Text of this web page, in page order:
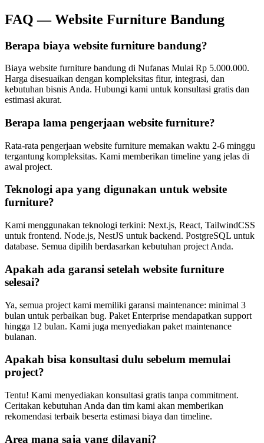
FAQ —Website Furniture Bandung
Berapa biaya website furniture bandung?
Biaya website furniture bandung di Nufanas Mulai Rp 5.000.000.
Harga disesuaikan dengan kompleksitas fitur, integrasi, dan
kebutuhan bisnis Anda. Hubungi kami untuk konsultasi gratis dan
estimasi akurat.
Berapa lama pengerjaan website furniture?
Rata-rata pengerjaan website furniture memakan waktu 2-6 minggu
tergantung kompleksitas. Kami memberikan timeline yang jelas di
awal project.
Teknologi apa yang digunakan untuk website
furniture?
Kami menggunakan teknologi terkini: Next.js, React, TailwindCSS
untuk frontend. Node.js, NestJS untuk backend. PostgreSQL untuk
database. Semua dipilih berdasarkan kebutuhan project Anda.
Apakah ada garansi setelah website furniture
selesai?
Ya, semua project kami memiliki garansi maintenance: minimal 3
bulan untuk perbaikan bug. Paket Enterprise mendapatkan support
hingga 12 bulan. Kami juga menyediakan paket maintenance
bulanan.
Apakah bisa konsultasi dulu sebelum memulai
project?
Tentu! Kami menyediakan konsultasi gratis tanpa commitment.
Ceritakan kebutuhan Anda dan tim kami akan memberikan
rekomendasi terbaik beserta estimasi biaya dan timeline.
Area mana saja yang dilayani?